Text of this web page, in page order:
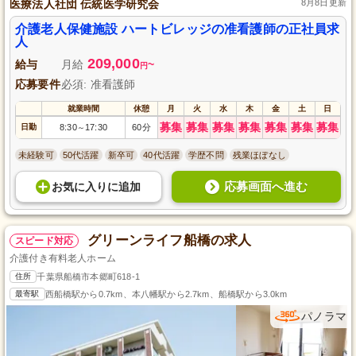
医療法人社団 伝統医学研究会 8月8日更新
介護老人保健施設 ハートビレッジの准看護師の正社員求
人
給与 月給 209,000円~
応募要件必須: 准看護師
就業時間 休憩 月 火 水 木 金 土 日
日勤 8:30～ 17:30 60分 募集 募集 募集 募集 募集 募集 募集
未経験可 50代活躍 新卒可 40代活躍 学歴不問 残業ほぼなし
お気に入り に追加 応募画面へ進む
スピード対応 グリーンライフ船橋の求人
介護付き有料老人ホーム
住所 千葉県船橋市本郷町618-1
最寄駅 西船橋駅から0.7km、本八幡駅から2.7km、船橋駅から3.0km
パノラマ